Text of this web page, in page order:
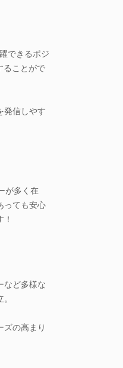
できるポジ
ることがで
発信しやす
が多く在
っても安心
など多様な
ズの高まり